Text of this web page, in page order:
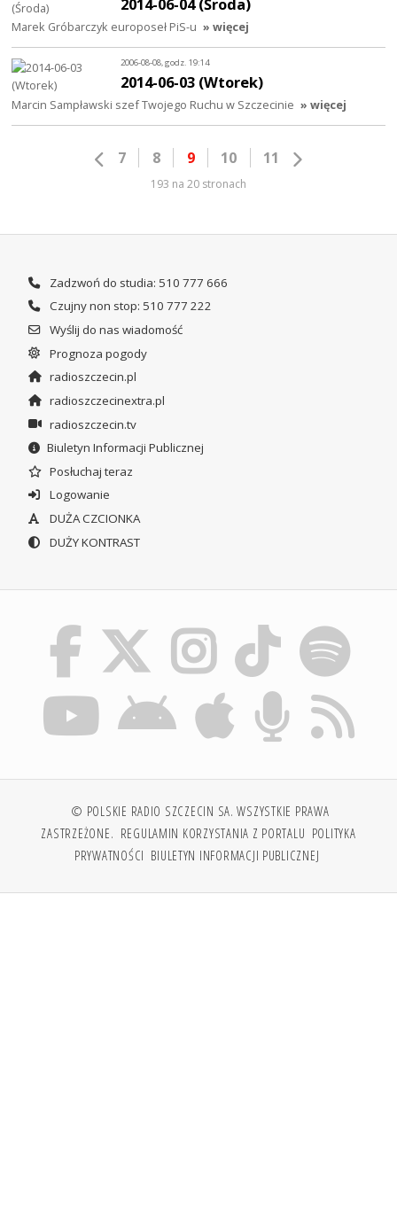
2014-06-04 (Środa)
Marek Gróbarczyk europoseł PiS-u » więcej
2006-08-08, godz. 19:14
2014-06-03 (Wtorek)
Marcin Sampławski szef Twojego Ruchu w Szczecinie » więcej
7 8 9 10 11
193 na 20 stronach
Zadzwoń do studia: 510 777 666
Czujny non stop: 510 777 222
Wyślij do nas wiadomość
Prognoza pogody
radioszczecin.pl
radioszczecinextra.pl
radioszczecin.tv
Biuletyn Informacji Publicznej
Posłuchaj teraz
Logowanie
DUŻA CZCIONKA
DUŻY KONTRAST
© POLSKIE RADIO SZCZECIN SA. WSZYSTKIE PRAWA
ZASTRZEŻONE. REGULAMIN KORZYSTANIA Z PORTALU POLITYKA
PRYWATNOŚCI BIULETYN INFORMACJI PUBLICZNEJ